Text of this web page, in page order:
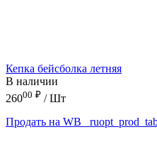
Кепка бейсболка летняя
В наличии
26000 ₽ / Шт
Продать на WB